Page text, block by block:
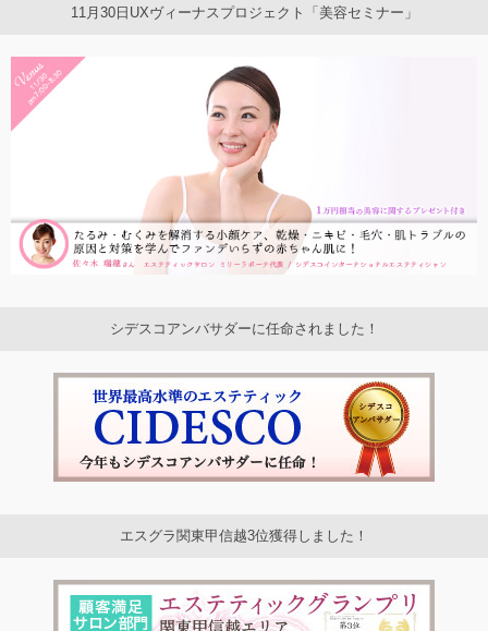
11月30日UXヴィーナスプロジェクト「美容セミナー」
シデスコアンバサダーに任命されました！
エスグラ関東甲信越3位獲得しました！